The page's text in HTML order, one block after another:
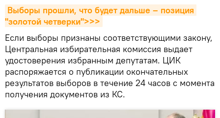
Выборы прошли, что будет дальше – позиция
"золотой четверки">>>
Если выборы признаны соответствующими закону,
Центральная избирательная комиссия выдает
удостоверения избранным депутатам. ЦИК
распоряжается о публикации окончательных
результатов выборов в течение 24 часов с момента
получения документов из КС.